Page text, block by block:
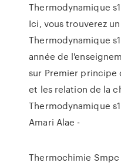
Thermodynamique
Ici, vous trouverez
Thermodynamique
année de
sur Premier principe
et les relation de la
Thermodynamique
Amari Alae -
Thermochimie Smpc